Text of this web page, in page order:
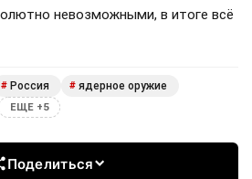
невозможными, в итоге всё
# Россия # ядерное оружие
ЕЩЕ +5
Поделиться